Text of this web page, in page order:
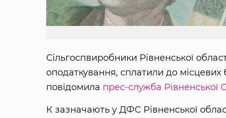
Сільгоспвиробники Рівненської
оподаткування, сплатили до
повідомила прес-служба Рівненської
К зазначають у ДФС Рівненської